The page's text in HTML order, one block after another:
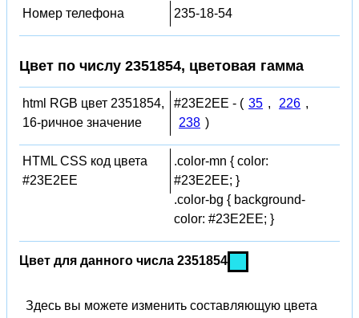
Номер телефона 235-18-54
Цвет по числу 2351854, цветовая гамма
html RGB цвет 2351854,
16-ричное значение
#23E2EE - ( 35 , 226 ,
238 )
HTML CSS код цвета
#23E2EE
.color-mn { color:
#23E2EE; }
.color-bg { background-
color: #23E2EE; }
Цвет для данного числа 2351854
Здесь вы можете изменить составляющую цвета